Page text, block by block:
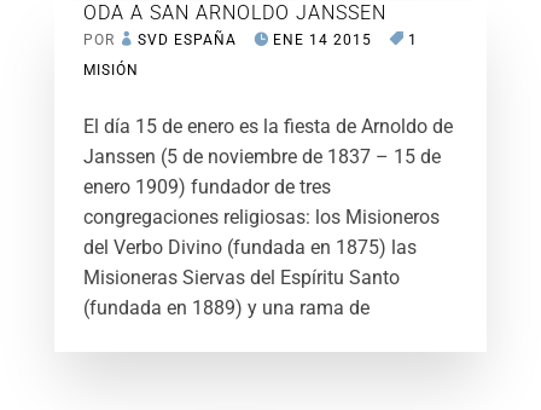
ODA A SAN ARNOLDO JANSSEN
POR SVD ESPAÑA ENE 14 2015
1
MISIÓN
El día 15 de enero es la fiesta de Arnoldo de
Janssen (5 de noviembre de 1837 – 15 de
enero 1909) fundador de tres
congregaciones religiosas: los Misioneros
del Verbo Divino (fundada en 1875) las
Misioneras Siervas del Espíritu Santo
(fundada en 1889) y una rama de